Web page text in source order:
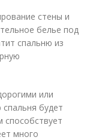
стены и
белье под
спальню из
или
будет
много